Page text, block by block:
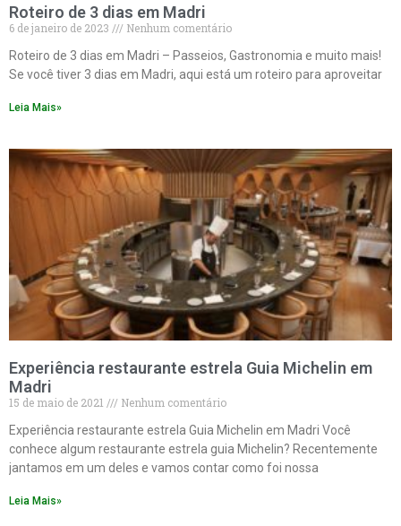
Roteiro de 3 dias em Madri
6 de janeiro de 2023
Nenhum comentário
Roteiro de 3 dias em Madri – Passeios, Gastronomia e muito mais!
Se você tiver 3 dias em Madri, aqui está um roteiro para aproveitar
Leia Mais»
Experiência restaurante estrela Guia Michelin em
Madri
15 de maio de 2021
Nenhum comentário
Experiência restaurante estrela Guia Michelin em Madri Você
conhece algum restaurante estrela guia Michelin? Recentemente
jantamos em um deles e vamos contar como foi nossa
Leia Mais»